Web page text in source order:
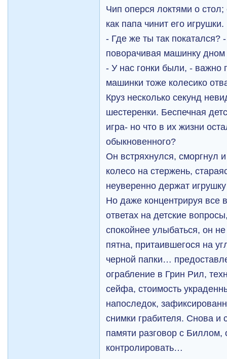
Чип оперся локтями о
как папа чинит его игрушки.
- Где же ты так покатался?
поворачивая машинку дном
- У нас гонки были, -
машинки тоже колесико
Круз несколько секунд
шестеренки. Беспечная
игра- но что в их жизни
обыкновенного?
Он встряхнулся, сморгнул
колесо на стержень,
неуверенно держат
Но даже концентрируя все
ответах на детские
спокойнее улыбаться, он
пятна, притаившегося на
черной папки…
ограбление в Грин Рил,
сейфа, стоимость
напоследок,
снимки грабителя. Снова и
памяти разговор с
контролировать…